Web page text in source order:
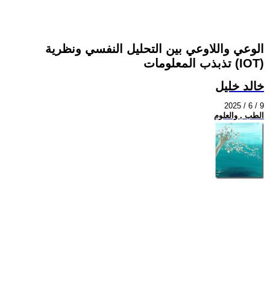
الوعي واللاوعي بين التحليل النفسي ونظرية
تذبذب المعلومات (IOT)
خالد خليل
2025 / 6 / 9
الطب , والعلوم